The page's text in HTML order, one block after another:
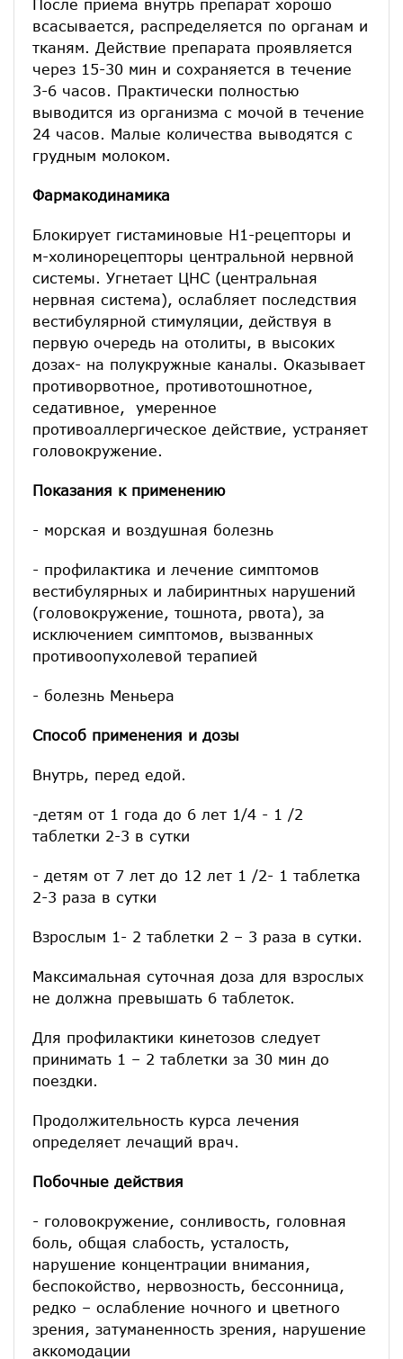
После приема внутрь препарат хорошо
всасывается, распределяется по органам и
тканям. Действие препарата проявляется
через 15-30 мин и сохраняется в течение
3-6 часов. Практически полностью
выводится из организма с мочой в течение
24 часов. Малые количества выводятся с
грудным молоком.
Фармакодинамика
Блокирует гистаминовые Н1-рецепторы и
м-холинорецепторы центральной нервной
системы. Угнетает ЦНС (центральная
нервная система), ослабляет последствия
вестибулярной стимуляции, действуя в
первую очередь на отолиты, в высоких
дозах- на полукружные каналы. Оказывает
противорвотное, противотошнотное,
седативное, умеренное
противоаллергическое действие, устраняет
головокружение.
Показания к применению
- морская и воздушная болезнь
- профилактика и лечение симптомов
вестибулярных и лабиринтных нарушений
(головокружение, тошнота, рвота), за
исключением симптомов, вызванных
противоопухолевой терапией
- болезнь Меньера
Способ применения и дозы
Внутрь, перед едой.
-детям от 1 года до 6 лет 1/4 - 1 /2
таблетки 2-3 в сутки
- детям от 7 лет до 12 лет 1 /2- 1 таблетка
2-3 раза в сутки
Взрослым 1- 2 таблетки 2 – 3 раза в сутки.
Максимальная суточная доза для взрослых
не должна превышать 6 таблеток.
Для профилактики кинетозов следует
принимать 1 – 2 таблетки за 30 мин до
поездки.
Продолжительность курса лечения
определяет лечащий врач.
Побочные действия
- головокружение, сонливость, головная
боль, общая слабость, усталость,
нарушение концентрации внимания,
беспокойство, нервозность, бессонница,
редко – ослабление ночного и цветного
зрения, затуманенность зрения, нарушение
аккомодации